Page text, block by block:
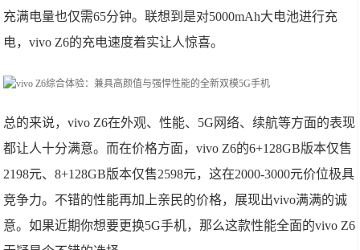
充满电量也仅需65分钟。联想到是对5000mAh大电池进行充
电，vivo Z6的充电速度着实让人惊喜。
总的来说，vivo Z6在外观、性能、5G网络、续航等方面的表现
都让人十分满意。而在价格方面，vivo Z6的6+128GB版本仅售
2198元、8+128GB版本仅售2598元，这在2000-3000元价位极具
竞争力。不错的性能再加上亲民的价格，展现出vivo满满的诚
意。如果近期你想要更换5G手机，那么这款性能全面的vivo Z6